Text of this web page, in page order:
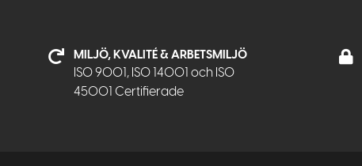
MILJÖ, KVALITÉ & ARBETSMILJÖ
ISO 9001, ISO 14001 och ISO
45001 Certifierade